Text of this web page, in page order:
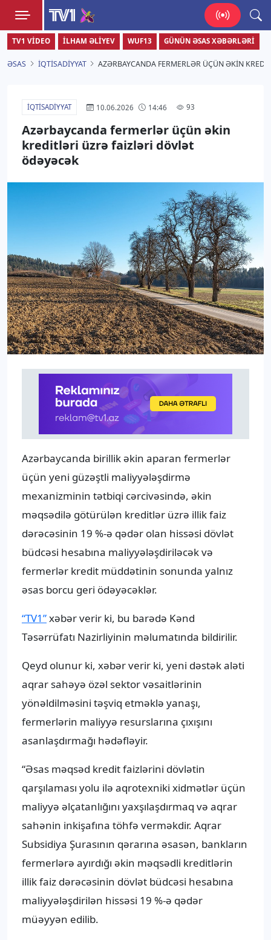
TV1
Zamanı bizimlə yaşa!
TV1 VIDEO İLHAM ƏLIYEV WUF13 GÜNÜN ƏSAS XƏBƏRLƏRI
ƏSAS İQTISADIYYAT AZƏRBAYCANDA FERMERLƏR ÜÇÜN ƏKIN
İQTISADIYYAT 10.06.2026 14:46 93
Azərbaycanda fermerlər üçün əkin
kreditləri üzrə faizləri dövlət
ödəyəcək
Azərbaycanda birillik əkin aparan fermerlər
üçün yeni güzəştli maliyyələşdirmə
mexanizminin tətbiqi cərcivəsində, əkin
məqsədilə götürülən kreditlər üzrə illik faiz
dərəcəsinin 19 %-ə qədər olan hissəsi dövlət
büdcəsi hesabına maliyyələşdiriləcək və
fermerlər kredit müddətinin sonunda yalnız
əsas borcu geri ödəyəcəklər.
“TV1”xəbər verir ki, bu barədə Kənd
Təsərrüfatı Nazirliyinin məlumatında bildirilir.
Qeyd olunur ki, xəbər verir ki, yeni dəstək aləti
aqrar sahəyə özəl sektor vəsaitlərinin
yönəldilməsini təşviq etməklə yanaşı,
fermerlərin maliyyə resurslarına çıxışını
asanlaşdırmağı hədəfləyir.
“Əsas məqsəd kredit faizlərini dövlətin
qarşılaması yolu ilə aqrotexniki xidmətlər üçün
maliyyə əlçatanlığını yaxşılaşdırmaq və aqrar
sahənin inkişafına töhfə verməkdir. Aqrar
Subsidiya Şurasının qərarına əsasən, bankların
fermerlərə ayırdığı əkin məqsədli kreditlərin
illik faiz dərəcəsinin dövlət büdcəsi hesabına
maliyyələşdirilən hissəsi 19 %-ə qədər
müəyyən edilib.